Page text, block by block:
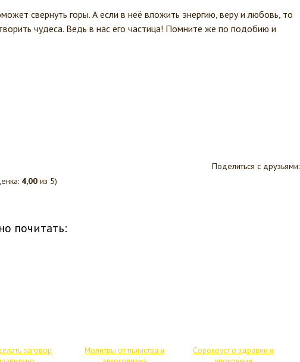
свернуть горы. А если в неё вложить энергию, веру и любовь, то
чудеса. Ведь в нас его частица! Помните же по подобию и
4,00 из 5)
Поделиться с друзьями:
почитать:
заговор
Молитвы от пьянства и
Сорокоуст о здравии и